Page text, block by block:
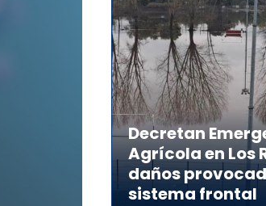
Decretan
Agrícola en Los
daños
sistema frontal